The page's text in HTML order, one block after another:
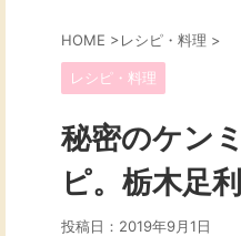
HOME >レシピ・料理 >
レシピ・料理
秘密のケン
ピ。栃木足
投稿日： 2019年9月1日